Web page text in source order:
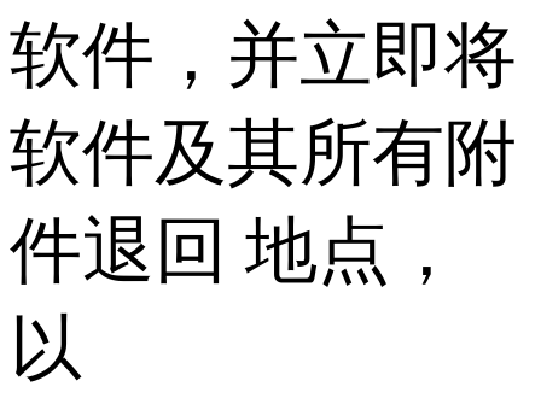
软件，并立即将
软件及其所有附
件退回 地点，
以